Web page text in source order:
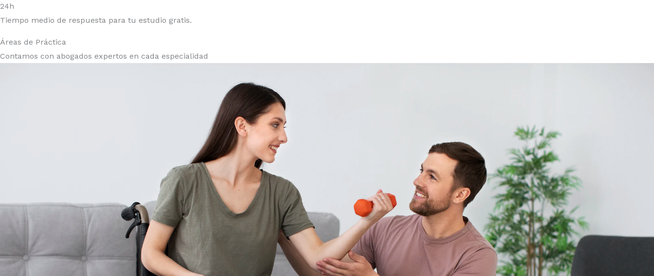
24h
Tiempo medio de respuesta para tu estudio gratis.
Áreas de Práctica
Contamos con abogados expertos en cada especialidad